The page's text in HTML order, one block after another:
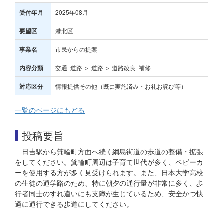
受付年月 2025年08月
要望区 港北区
事業名 市民からの提案
内容分類 交通･道路 ＞ 道路 ＞ 道路改良･補修
対応区分 情報提供その他（既に実施済み・お礼お詫び等）
一覧のページにもどる
投稿要旨
日吉駅から箕輪町方面へ続く綱島街道の歩道の整備・拡張
をしてください。箕輪町周辺は子育て世代が多く、ベビーカ
ーを使用する方が多く見受けられます。また、日本大学高校
の生徒の通学路のため、特に朝夕の通行量が非常に多く、歩
行者同士のすれ違いにも支障が生じているため、安全かつ快
適に通行できる歩道にしてください。